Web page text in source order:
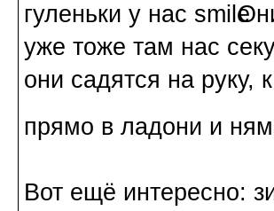
гуленьки у нас
уже тоже там нас
они садятся на руку,
прямо в ладони и
Вот ещё интересно: